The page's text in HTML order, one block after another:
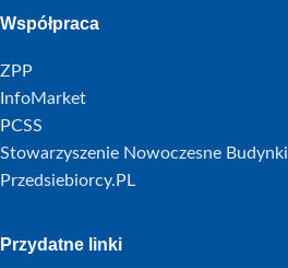
Współpraca
ZPP
InfoMarket
PCSS
Stowarzyszenie Nowoczesne Budynki
Przedsiebiorcy.PL
Przydatne linki